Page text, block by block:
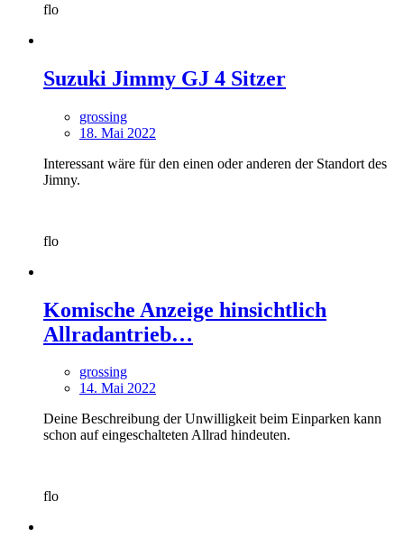
flo
Suzuki Jimmy GJ 4 Sitzer
grossing
18. Mai 2022
Interessant wäre für den einen oder anderen der Standort des
Jimny.
flo
Komische Anzeige hinsichtlich
Allradantrieb…
grossing
14. Mai 2022
Deine Beschreibung der Unwilligkeit beim Einparken kann
schon auf eingeschalteten Allrad hindeuten.
flo